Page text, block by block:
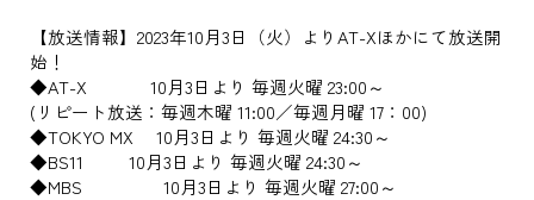
【放送情報】2023年10月3日（火）よりAT-Xほかにて放送開
始！
◆AT-X 10月3日より 毎週火曜 23:00～
(リピート放送：毎週木曜 11:00／毎週月曜 17：00)
◆TOKYO MX 10月3日より 毎週火曜 24:30～
◆BS11 10月3日より 毎週火曜 24:30～
◆MBS 10月3日より 毎週火曜 27:00～